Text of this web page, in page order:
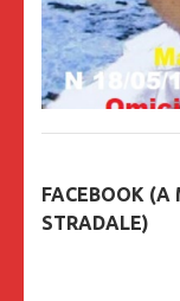
FACEBOOK (A
STRADALE)